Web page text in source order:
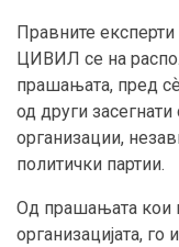
Правните
ЦИВИЛ се на
прашањата, пред
од други
организации,
политички партии.
Од прашањата кои
организацијата,